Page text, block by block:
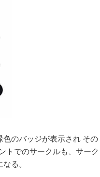
色のバッジが表示され その
トでのサークルも、サーク
る。